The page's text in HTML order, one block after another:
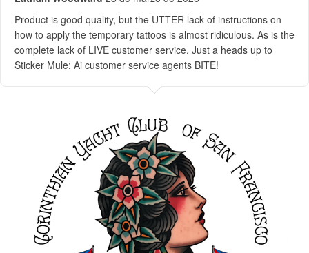
Product is good quality, but the UTTER lack of instructions on
how to apply the temporary tattoos is almost ridiculous. As is the
complete lack of LIVE customer service. Just a heads up to
Sticker Mule: Ai customer service agents BITE!